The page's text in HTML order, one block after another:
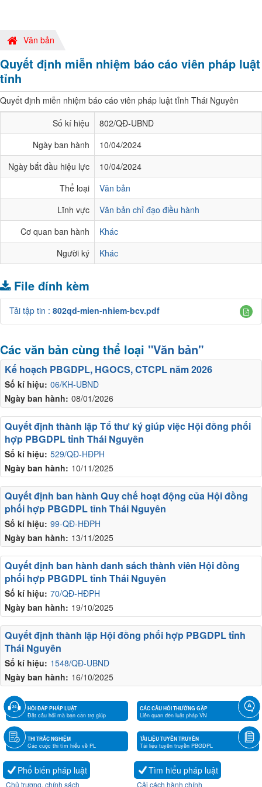
Văn bản
Quyết định miễn nhiệm báo cáo viên pháp luật
tỉnh
Quyết định miễn nhiệm báo cáo viên pháp luật tỉnh Thái Nguyên
Số kí hiệu
802/QĐ-UBND
Ngày ban hành
10/04/2024
Ngày bắt đầu hiệu lực
10/04/2024
Thể loại
Văn bản
Lĩnh vực
Văn bản chỉ đạo điều hành
Cơ quan ban hành
Khác
Người ký
Khác
File đính kèm
Tải tập tin : 802qd-mien-nhiem-bcv.pdf
Các văn bản cùng thể loại "Văn bản"
Số kí hiệu: 06/KH-UBND
Ngày ban hành: 08/01/2026
Kế hoạch PBGDPL, HGOCS, CTCPL năm 2026
Số kí hiệu: 529/QĐ-HĐPH
Ngày ban hành: 10/11/2025
Quyết định thành lập Tổ thư ký giúp việc Hội đồng phối
hợp PBGDPL tỉnh Thái Nguyên
Số kí hiệu: 99-QĐ-HĐPH
Ngày ban hành: 13/11/2025
Quyết định ban hành Quy chế hoạt động của Hội đồng
phối hợp PBGDPL tỉnh Thái Nguyên
Số kí hiệu: 70/QĐ-HĐPH
Ngày ban hành: 19/10/2025
Quyết định ban hành danh sách thành viên Hội đồng
phối hợp PBGDPL tỉnh Thái Nguyên
Số kí hiệu: 1548/QĐ-UBND
Ngày ban hành: 16/10/2025
Quyết định thành lập Hội đồng phối hợp PBGDPL tỉnh
Thái Nguyên
HỎI ĐÁP PHÁP LUẬT
Đặt câu hỏi mà bạn cần trợ giúp
CÁC CÂU HỎI THƯỜNG GẶP
Liên quan đến luật pháp VN
THI TRẮC NGHIỆM
Các cuộc thi tìm hiểu về PL
TÀI LIỆU TUYÊN TRUYỀN
Tài liệu tuyên truyền PBGDPL
Phổ biến pháp luật
Chủ trương, chính sách
Tìm hiểu pháp luật
Cải cách hành chính